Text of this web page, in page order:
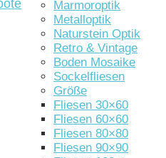
Marmoroptik
Metalloptik
Naturstein Optik
Retro & Vintage
Boden Mosaike
Sockelfliesen
Größe
Fliesen 30×60
Fliesen 60×60
Fliesen 80×80
Fliesen 90×90